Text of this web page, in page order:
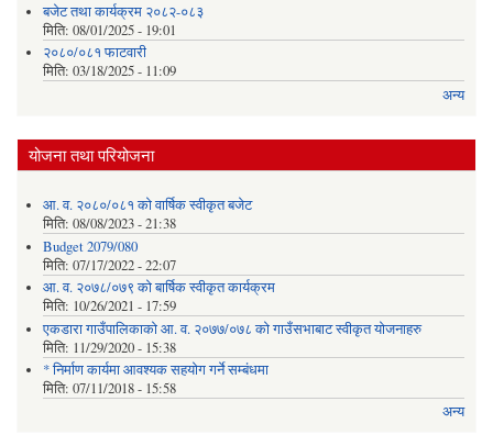
बजेट तथा कार्यक्रम २०८२-०८३
मिति: 08/01/2025 - 19:01
२०८०/०८१ फाटवारी
मिति: 03/18/2025 - 11:09
अन्य
योजना तथा परियोजना
आ. व. २०८०/०८१ को वार्षिक स्वीकृत बजेट
मिति: 08/08/2023 - 21:38
Budget 2079/080
मिति: 07/17/2022 - 22:07
आ. व. २०७८/०७९ को बार्षिक स्वीकृत कार्यक्रम
मिति: 10/26/2021 - 17:59
एकडारा गाउँपालिकाको आ. व. २०७७/०७८ को गाउँसभाबाट स्वीकृत योजनाहरु
मिति: 11/29/2020 - 15:38
* निर्माण कार्यमा आवश्यक सहयोग गर्ने सम्बंधमा
मिति: 07/11/2018 - 15:58
अन्य